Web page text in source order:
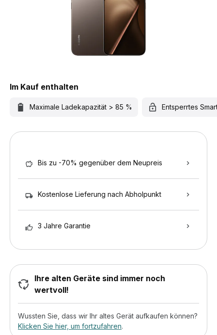
Im Kauf enthalten
Maximale Ladekapazität > 85 % Entsperrtes
Bis zu -70% gegenüber dem Neupreis
Kostenlose Lieferung nach Abholpunkt
3 Jahre Garantie
Ihre alten Geräte sind immer noch
wertvoll!
Wussten Sie, dass wir Ihr altes Gerät aufkaufen können?
Klicken Sie hier, um fortzufahren.